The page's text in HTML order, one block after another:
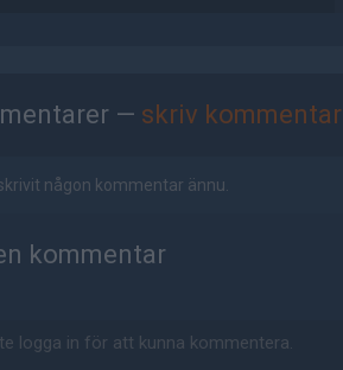
— skriv kommentar
någon kommentar ännu.
kommentar